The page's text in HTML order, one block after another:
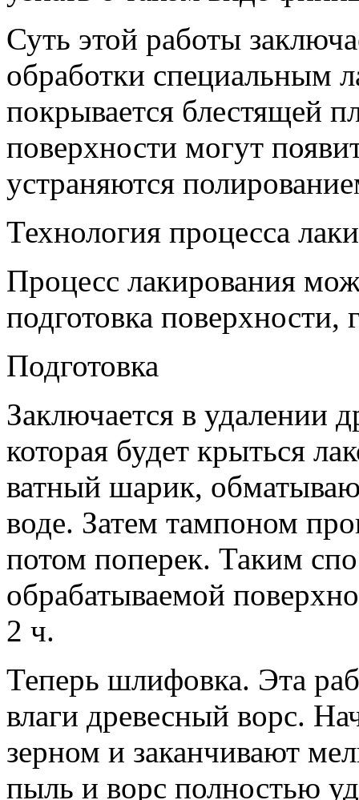
Суть этой работы
обработки специальным
покрывается блестящей
поверхности могут
устраняются
Технология процесса
Процесс лакирования
подготовка
Подготовка
Заключается в удалении
которая будет крыться
ватный шарик,
воде. Затем тампоном
потом поперек. Таким
обрабатываемой
2 ч.
Теперь шлифовка. Эта
влаги древесный ворс.
зерном и заканчивают
пыль и ворс полностью